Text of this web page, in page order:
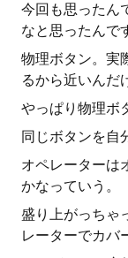
今回も思ったん
なと思ったんで
物理ボタン。実
るから近いんだ
やっぱり物理ボ
同じボタンを自
オペレーターは
かなっていう。
盛り上がっちゃ
レーターでカバ